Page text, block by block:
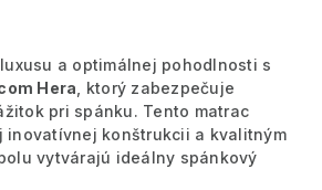
a optimálnej pohodlnosti s
Hera , ktorý zabezpečuje
pri spánku. Tento matrac
inovatívnej konštrukcii a kvalitným
vytvárajú ideálny spánkový